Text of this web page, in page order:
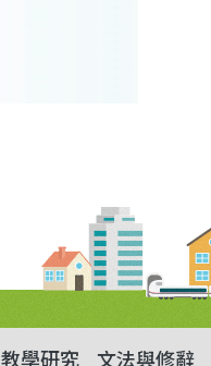
教學研究 文法與修辭